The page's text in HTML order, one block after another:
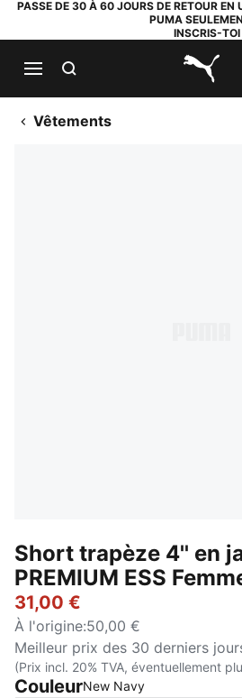
PASSE DE 30 À 60 JOURS DE RETOUR EN
PUMA
INSCRIS-TOI
Vêtements
Short trapèze 4'' en
PREMIUM ESS
31,00 €
À l'origine:50,00 €
Meilleur prix des 30 derniers
(Prix incl. 20% TVA, éventuellement
CouleurNew Navy: